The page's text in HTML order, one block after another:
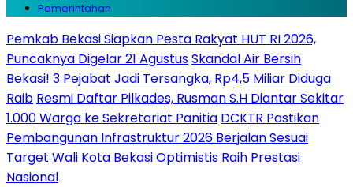
Pemerintahan
Pemkab Bekasi Siapkan Pesta Rakyat HUT RI 2026,
Puncaknya Digelar 21 AgustusSkandal Air Bersih
Bekasi! 3 Pejabat Jadi Tersangka, Rp4,5 Miliar Diduga
Raib Resmi Daftar Pilkades, Rusman S.H Diantar Sekitar
1.000 Warga ke Sekretariat Panitia DCKTR Pastikan
Pembangunan Infrastruktur 2026 Berjalan Sesuai
Target Wali Kota Bekasi Optimistis Raih Prestasi
Nasional